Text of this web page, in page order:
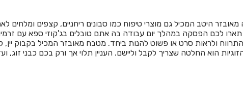
היטב המכיל גם מוצרי טיפוח כמו סבונים ריחניים, קצפים ומלחים
תארו לכם הפסקה במהלך יום עבודה בה אתם טובלים בג'קוזי ספא עם
ולראות סרט או פשוט להנות ביחד. מטבח מאובזר המכיל בקבוק
הוא החלטה שצריך לקבל וליישם. העניין תלוי אך ורק בכם כבני